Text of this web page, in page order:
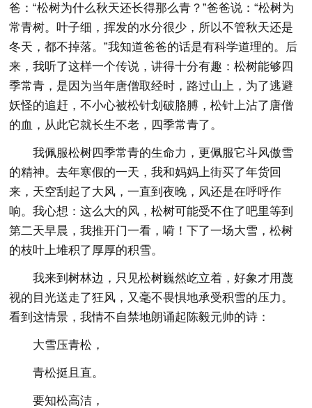
爸：“松树为什么秋天还长得那么青？”爸爸说：“松树为
常青树。叶子细，挥发的水分很少，所以不管秋天还是
冬天，都不掉落。”我知道爸爸的话是有科学道理的。后
来，我听了这样一个传说，讲得十分有趣：松树能够四
季常青，是因为当年唐僧取经时，路过山上，为了逃避
妖怪的追赶，不小心被松针划破胳膊，松针上沾了唐僧
的血，从此它就长生不老，四季常青了。
我佩服松树四季常青的生命力，更佩服它斗风傲雪
的精神。去年寒假的一天，我和妈妈上街买了年货回
来，天空刮起了大风，一直到夜晚，风还是在呼呼作
响。我心想：这么大的风，松树可能受不住了吧里等到
第二天早晨，我推开门一看，嗬！下了一场大雪，松树
的枝叶上堆积了厚厚的积雪。
我来到树林边，只见松树巍然屹立着，好象才用蔑
视的目光送走了狂风，又毫不畏惧地承受积雪的压力。
看到这情景，我情不自禁地朗诵起陈毅元帅的诗：
大雪压青松，
青松挺且直。
要知松高洁，